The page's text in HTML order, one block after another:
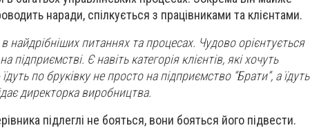
наради, спілкується з працівниками та клієнтами.
найдрібніших питаннях та процесах. Чудово орієнтується
Є навіть категорія клієнтів, які хочуть
по бруківку не просто на підприємство “Брати”, а їдуть
директорка виробництва.
підлеглі не бояться, вони бояться його підвести.